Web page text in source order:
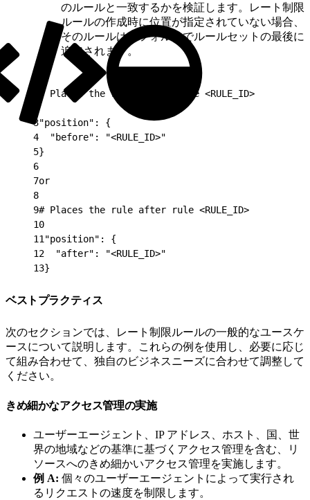
のルールと一致するかを検証します。レート制限
ルールの作成時に位置が指定されていない場合、
そのルールはデフォルトでルールセットの最後に
追加されます。
# Places the rule before rule <RULE_ID>
3"position": {
4
  "before": "<RULE_ID>"
5}
6
7or
8
9# Places the rule after rule <RULE_ID>
10
11 "position": {
12
  "after": "<RULE_ID>"
13}
ベストプラクティス
次のセクションでは、レート制限ルールの一般的なユースケ
ースについて説明します。これらの例を使用し、必要に応じ
て組み合わせて、独自のビジネスニーズに合わせて調整して
ください。
きめ細かなアクセス管理の実施
ユーザーエージェント、IP アドレス、ホスト、国、世
界の地域などの基準に基づくアクセス管理を含む、リ
ソースへのきめ細かいアクセス管理を実施します。
例 A: 個々のユーザーエージェントによって実行され
るリクエストの速度を制限します。